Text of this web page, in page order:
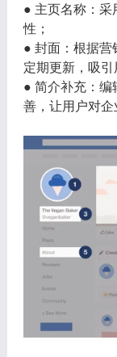
● 主页名称：采
性；
● 封面：根据营
定期更新，吸引
● 简介补充：编
善，让用户对企